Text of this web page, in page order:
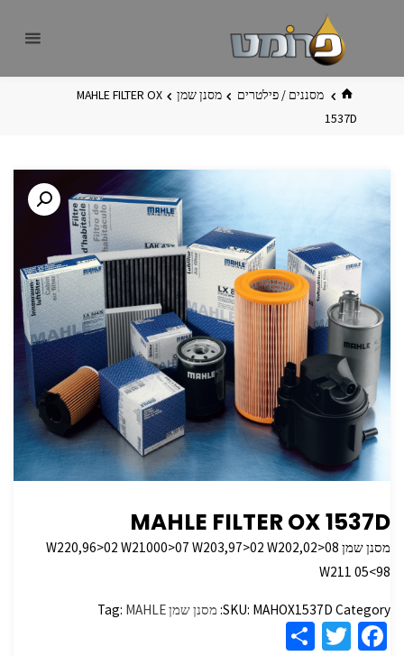
בית מסננים / פילטרים מסנן שמן
MAHLE FILTER OX
1537D
MAHLE FILTER OX 1537D
מסנן שמן W220,96>02 W21000>07 W203,97>02 W202,02>08
W211 05<98
SKU: MAHOX1537D Category: מסנן שמן Tag: MAHLE
Fa
T